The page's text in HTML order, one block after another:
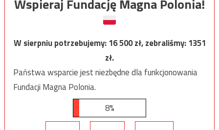
Wspieraj Fundację Magna Polonia!
W sierpniu potrzebujemy:16 500zł, zebraliśmy:1351
zł.
Państwa wsparcie jest niezbędne dla funkcjonowania
Fundacji Magna Polonia.
8%